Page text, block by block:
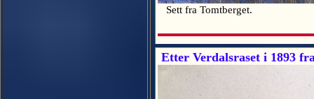
Sett fra Tomtberget.
Etter Verdalsraset i 1893